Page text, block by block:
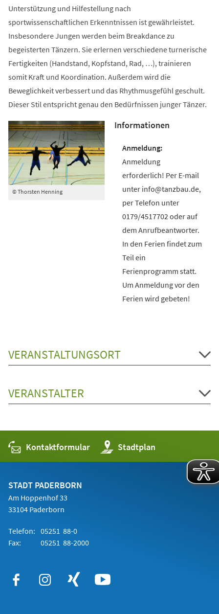
Unterstützung und Hilfestellung nach
sportwissenschaftlichen Erkenntnissen ist gewährleistet.
Insbesondere Jungen werden beim Breakdance zu
begeisterten Tänzern. Sie erlernen verschiedene turnerische
Fertigkeiten (Handstand, Kopfstand, Rad, …), trainieren
somit Kraft und Koordination. Außerdem wird die
Beweglichkeit verbessert und das Rhythmusgefühl geschult.
Dieser Stil entspricht genau den Bedürfnissen junger Tänzer.
© Thorsten Henning
Informationen
Anmeldung
erforderlich! Per E-mail
unter info@tanzbau.de,
per Telefon unter
0179/4517702 oder auf
dem Anrufbeantworter.
In den Ferien findet zum
Teil ein
Ferienprogramm statt.
Um Anmeldung vor den
Ferien wird gebeten!
VERANSTALTUNGSORT
VERANSTALTER
Kontaktformular Stadtplan
(Öffnet
in
einem
STADT PADERBORN
Am Hoppenhof 33
33104 Paderborn
Telefon: 05251 88-0
Fax:
05251 88-2000